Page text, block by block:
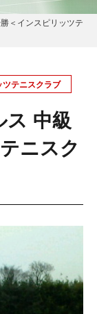
＜インスピリッツテ
ツテニスクラブ
ス 中級
ニスク